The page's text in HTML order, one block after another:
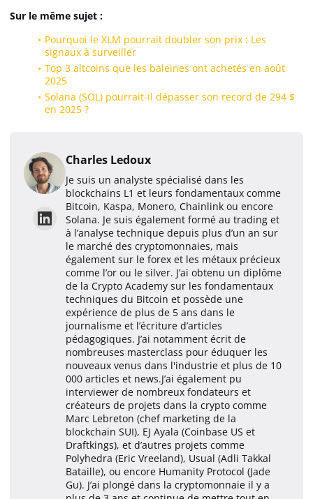
Sur le même sujet :
Pourquoi le XLM pourrait doubler son prix : Les
signaux à surveiller
Top 3 altcoins que les baleines ont achetés en août
2025
Solana (SOL) pourrait-il dépasser son record de 294 $
en 2025 ?
Charles Ledoux
Je suis un analyste spécialisé dans les
blockchains L1 et leurs fondamentaux comme
Bitcoin, Kaspa, Monero, Chainlink ou encore
Solana. Je suis également formé au trading et
à l’analyse technique depuis plus d’un an sur
le marché des cryptomonnaies, mais
également sur le forex et les métaux précieux
comme l’or ou le silver. J’ai obtenu un diplôme
de la Crypto Academy sur les fondamentaux
techniques du Bitcoin et possède une
expérience de plus de 5 ans dans le
journalisme et l’écriture d’articles
pédagogiques. J’ai notamment écrit de
nombreuses masterclass pour éduquer les
nouveaux venus dans l'industrie et plus de 10
000 articles et news.J’ai également pu
interviewer de nombreux fondateurs et
créateurs de projets dans la crypto comme
Marc Lebreton (chef marketing de la
blockchain SUI), EJ Ayala (Coinbase US et
Draftkings), et d’autres projets comme
Polyhedra (Eric Vreeland), Usual (Adli Takkal
Bataille), ou encore Humanity Protocol (Jade
Gu). J’ai plongé dans la cryptomonnaie il y a